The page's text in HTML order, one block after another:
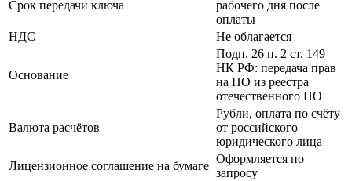
Срок передачи ключа
рабочего дня после
оплаты
НДС
Не облагается
Основание
Подп. 26 п. 2 ст. 149
НК РФ: передача прав
на ПО из реестра
отечественного ПО
Валюта расчётов
Рубли, оплата по счёту
от российского
юридического лица
Лицензионное соглашение на бумаге
Оформляется по
запросу